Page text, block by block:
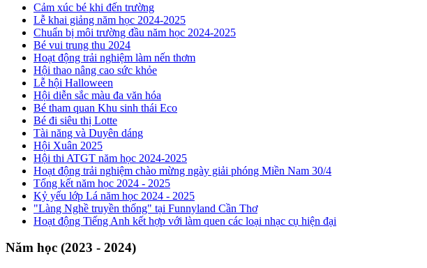
Cảm xúc bé khi đến trường
Lễ khai giảng năm học 2024-2025
Chuẩn bị môi trường đầu năm học 2024-2025
Bé vui trung thu 2024
Hoạt động trải nghiệm làm nến thơm
Hội thao nâng cao sức khỏe
Lễ hội Halloween
Hội diễn sắc màu đa văn hóa
Bé tham quan Khu sinh thái Eco
Bé đi siêu thị Lotte
Tài năng và Duyên dáng
Hội Xuân 2025
Hội thi ATGT năm học 2024-2025
Hoạt động trải nghiệm chào mừng ngày giải phóng Miền Nam 30/4
Tổng kết năm học 2024 - 2025
Kỷ yếu lớp Lá năm học 2024 - 2025
"Làng Nghề truyền thống" tại Funnyland Cần Thơ
Hoạt động Tiếng Anh kết hợp với làm quen các loại nhạc cụ hiện đại
Năm học (2023 - 2024)